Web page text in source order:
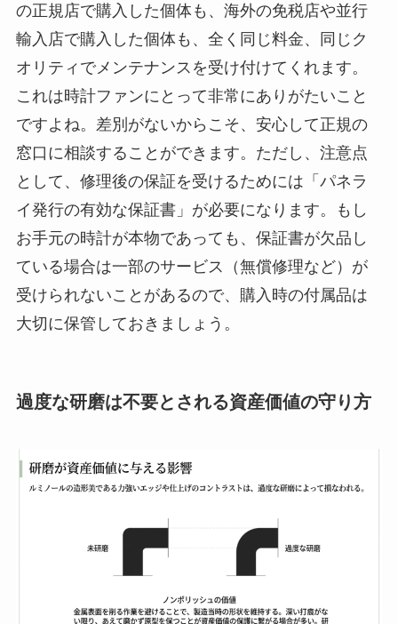
の正規店で購入した個体も、海外の免税店や並行
輸入店で購入した個体も、全く同じ料金、同じク
オリティでメンテナンスを受け付けてくれます。
これは時計ファンにとって非常にありがたいこと
ですよね。差別がないからこそ、安心して正規の
窓口に相談することができます。ただし、注意点
として、修理後の保証を受けるためには「パネラ
イ発行の有効な保証書」が必要になります。もし
お手元の時計が本物であっても、保証書が欠品し
ている場合は一部のサービス（無償修理など）が
受けられないことがあるので、購入時の付属品は
大切に保管しておきましょう。
過度な研磨は不要とされる資産価値の守り方